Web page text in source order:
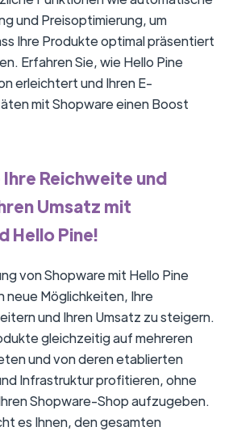
und Preisoptimierung, um
Ihre Produkte optimal präsentiert
Erfahren Sie, wie Hello Pine
erleichtert und Ihren E-
mit Shopware einen Boost
Reichweite und
Umsatz mit
Hello Pine!
von Shopware mit Hello Pine
neue Möglichkeiten, Ihre
und Ihren Umsatz zu steigern.
gleichzeitig auf mehreren
und von deren etablierten
Infrastruktur profitieren, ohne
Shopware-Shop aufzugeben.
es Ihnen, den gesamten